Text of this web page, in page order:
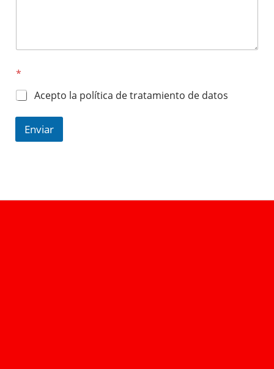
*
Acepto la política de tratamiento de datos
Enviar